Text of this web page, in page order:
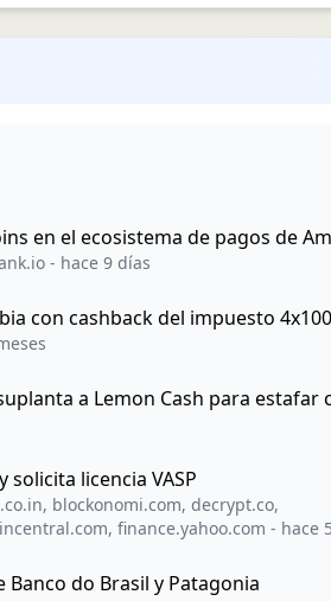
en el ecosistema de pagos de
- hace 9 días
con cashback del impuesto
a Lemon Cash para estafar
licencia VASP
, blockonomi.com, decrypt.co,
, finance.yahoo.com - hace
do Brasil y Patagonia